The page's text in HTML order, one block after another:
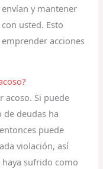
y mantener
usted. Esto
acciones
acoso. Si puede
deudas ha
puede
violación, así
sufrido como